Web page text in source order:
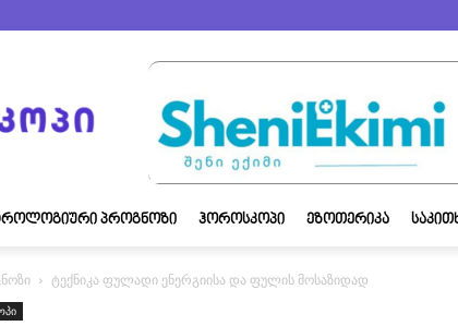
ᲞᲠᲝᲒᲜᲝᲖᲘ ᲰᲝᲠᲝᲡᲙᲝᲞᲘ ᲔᲖᲝᲗᲔᲠᲘᲙᲐ
ტექნიკა ფულადი ენერგიისა და ფულის მოსაზიდად